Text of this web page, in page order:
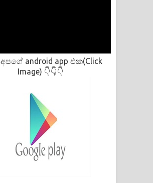
අපගේ android app එක(Click
Image) 👇👇👇